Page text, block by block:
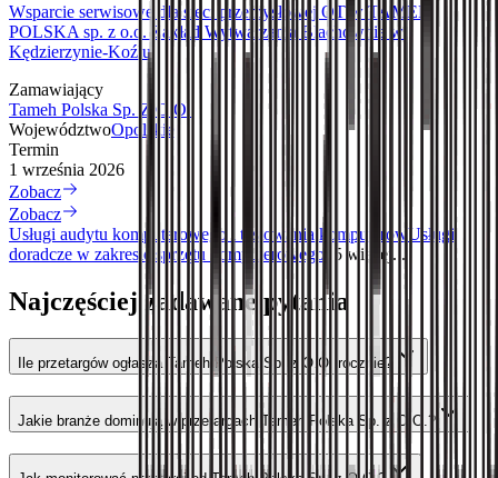
Wsparcie serwisowe dla sieci przemysłowej OT w TAMEH
POLSKA sp. z o.o. Zakład Wytwarzania Blachownia w
Kędzierzynie-Koźlu
Zamawiający
Tameh Polska Sp. Z O.O.
WojewództwoOpolskie
Termin
1 września 2026
Zobacz
Zobacz
Usługi audytu komputerowego i testowania komputerówUsługi
doradcze w zakresie sprzętu komputerowego
i 5 więcej...
Najczęściej zadawane pytania
Ile przetargów ogłasza Tameh Polska Sp. z O.O. rocznie?
Jakie branże dominują w przetargach Tameh Polska Sp. z O.O.?